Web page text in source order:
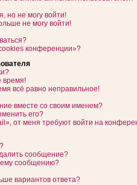
но не могу войти!
не могу войти!
конференции»?
время!
всё равно неправильное!
вместе со своим именем?
его?
от меня требуют войти на
сообщение?
сообщению?
вариантов ответа?